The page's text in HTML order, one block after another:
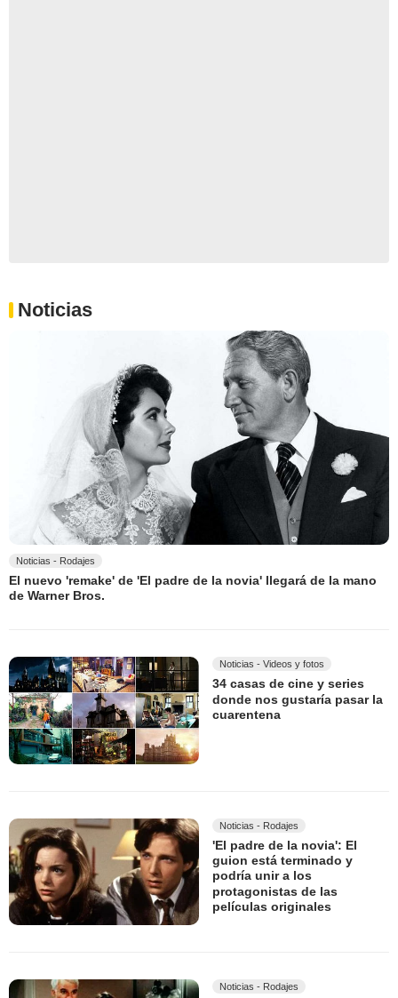
Noticias
Noticias - Rodajes
El nuevo 'remake' de 'El padre de la novia' llegará de la mano
de Warner Bros.
Noticias - Videos y fotos
34 casas de cine y series
donde nos gustaría pasar la
cuarentena
Noticias - Rodajes
'El padre de la novia': El
guion está terminado y
podría unir a los
protagonistas de las
películas originales
Noticias - Rodajes